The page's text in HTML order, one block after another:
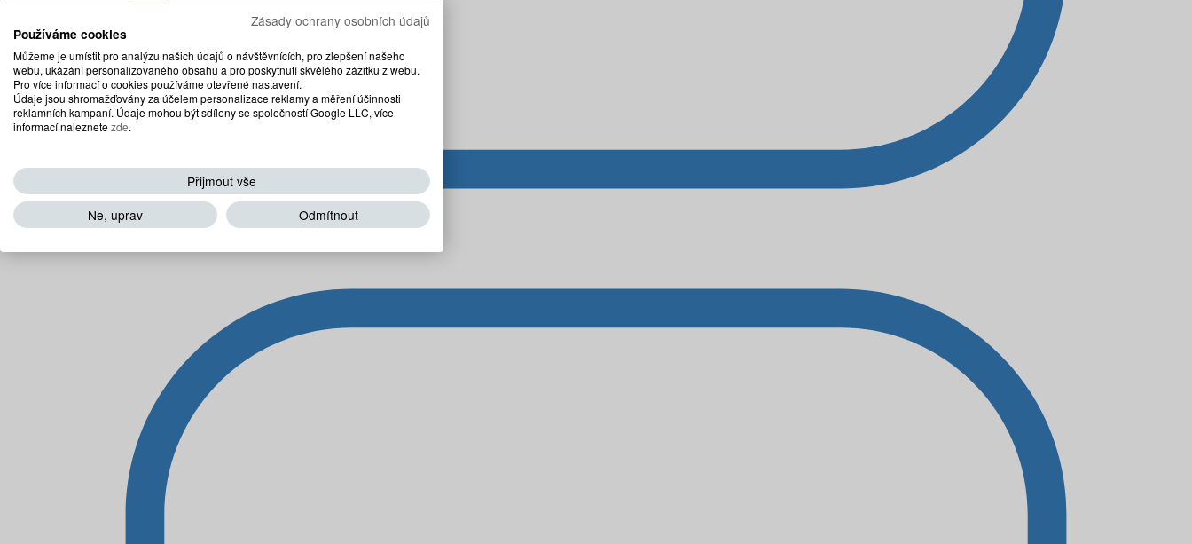
Zásady ochrany osobních údajů
Používáme cookies
Můžeme je umístit pro analýzu našich údajů o návštěvnících, pro zlepšení našeho
webu, ukázání personalizovaného obsahu a pro poskytnutí skvělého zážitku z webu.
Pro více informací o cookies používáme otevřené nastavení.
Údaje jsou shromažďovány za účelem personalizace reklamy a měření účinnosti
reklamních kampaní. Údaje mohou být sdíleny se společností Google LLC, více
informací naleznetezde.
Přijmout vše
Ne, uprav
Odmítnout